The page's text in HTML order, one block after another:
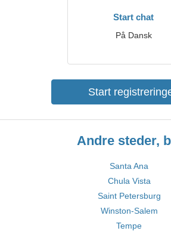
Start chat
På Dansk
Start
Andre steder,
Santa Ana
Chula Vista
Saint Petersburg
Winston-Salem
Tempe